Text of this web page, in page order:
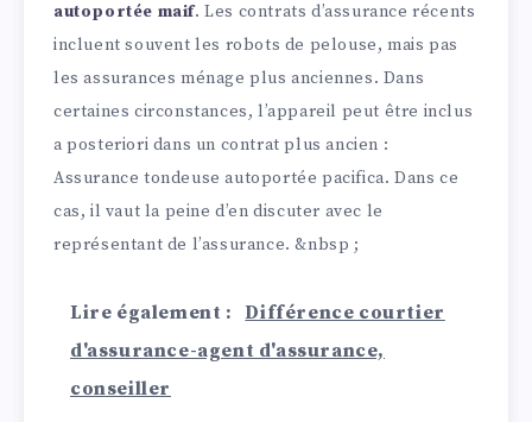
autoportée maif. Les contrats d’assurance récents
incluent souvent les robots de pelouse, mais pas
les assurances ménage plus anciennes. Dans
certaines circonstances, l’appareil peut être inclus
a posteriori dans un contrat plus ancien :
Assurance tondeuse autoportée pacifica. Dans ce
cas, il vaut la peine d’en discuter avec le
représentant de l’assurance. &nbsp ;
Lire également :
Différence courtier
d'assurance-agent d'assurance,
conseiller